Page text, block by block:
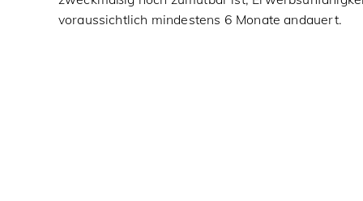
voraussichtlich mindestens 6 Monate andauert.